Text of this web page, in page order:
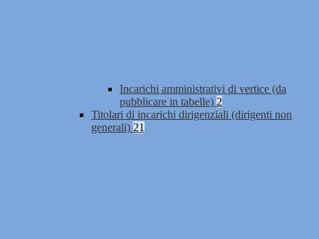
Incarichi amministrativi di vertice (da
pubblicare in tabelle) 2
Titolari di incarichi dirigenziali (dirigenti non
generali) 21